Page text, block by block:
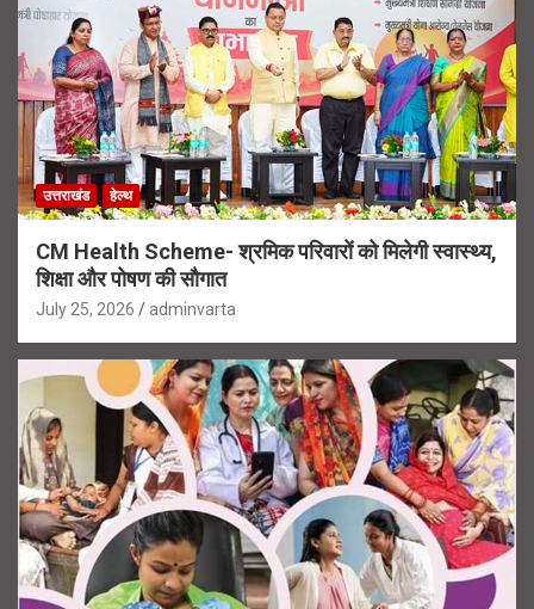
उत्तराखंड हेल्थ
CM Health Scheme- श्रमिक परिवारों को मिलेगी स्वास्थ्य,
शिक्षा और पोषण की सौगात
July 25, 2026 adminvarta